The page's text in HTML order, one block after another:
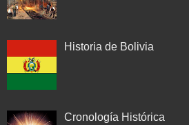
Historia de Bolivia
Cronología Histórica